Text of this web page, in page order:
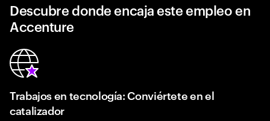
Descubre donde encaja este empleo en
Accenture
Trabajos en tecnología: Conviértete en el
catalizador